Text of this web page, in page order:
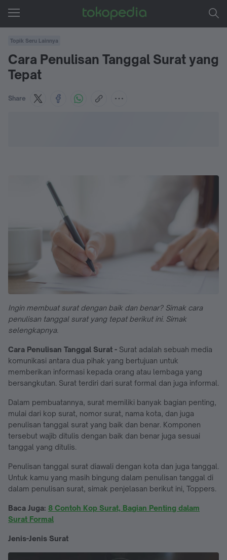
Topik Seru Lainnya
Cara Penulisan Tanggal Surat yang
Tepat
Share
Ingin membuat surat dengan baik dan benar? Simak cara
penulisan tanggal surat yang tepat berikut ini. Simak
selengkapnya.
Cara Penulisan Tanggal Surat - Surat adalah sebuah media
komunikasi antara dua pihak yang bertujuan untuk
memberikan informasi kepada orang atau lembaga yang
bersangkutan. Surat terdiri dari surat formal dan juga informal.
Dalam pembuatannya, surat memiliki banyak bagian penting,
mulai dari kop surat, nomor surat, nama kota, dan juga
penulisan tanggal surat yang baik dan benar. Komponen
tersebut wajib ditulis dengan baik dan benar juga sesuai
tanggal yang ditulis.
Penulisan tanggal surat diawali dengan kota dan juga tanggal.
Untuk kamu yang masih bingung dalam penulisan tanggal di
dalam penulisan surat, simak penjelasan berikut ini, Toppers.
Baca Juga: 8 Contoh Kop Surat, Bagian Penting dalam
Surat Formal
Jenis-Jenis Surat